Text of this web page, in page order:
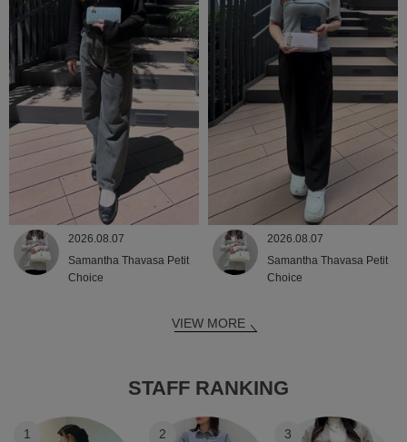
2026.08.07
Samantha Thavasa Petit
Choice
2026.08.07
Samantha Thavasa Petit
Choice
VIEW MORE
STAFF RANKING
1 2 3